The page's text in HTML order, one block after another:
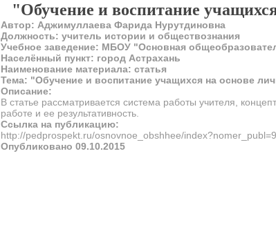
"Обучение и воспитание
Автор: Аджимуллаева Фарида Нурутдиновна
Должность: учитель истории и обществознания
Учебное заведение: МБОУ "Основная
Населённый пункт: город Астрахань
Наименование материала: статья
Тема: "Обучение и воспитание учащихся на основе
Описание:
В статье рассматривается система работы учителя,
работе и ее результативность.
Ссылка на публикацию:
http://pedprospekt.ru/osnovnoe_obshhee/
Опубликовано 09.10.2015